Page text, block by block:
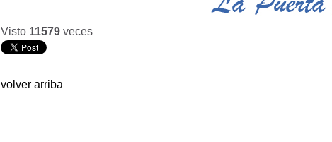
Visto 11579 veces
volver arriba